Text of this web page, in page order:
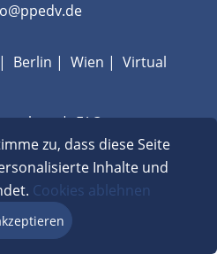
| Berlin | Wien | Virtual
|FAQ
zu, dass diese Seite
Inhalte und
Cookies ablehnen